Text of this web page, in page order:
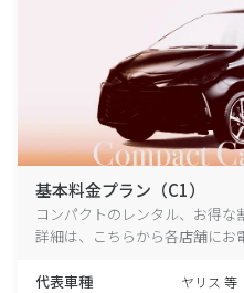
基本料金プラン（C1）
コンパクトのレンタル、お得
詳細は、こちらから各店舗にお
代表車種 ヤリス 等